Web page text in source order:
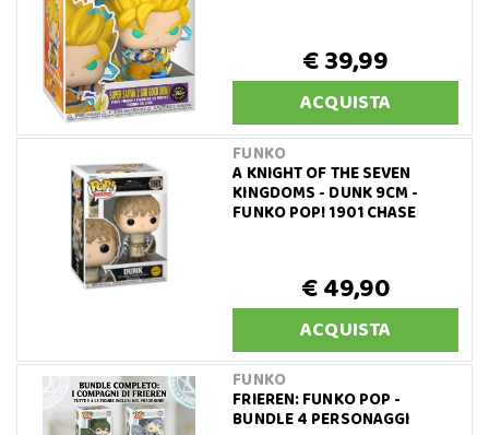
€ 39,99
ACQUISTA
FUNKO
A KNIGHT OF THE SEVEN
KINGDOMS - DUNK 9CM -
FUNKO POP! 1901 CHASE
€ 49,90
ACQUISTA
FUNKO
FRIEREN: FUNKO POP -
BUNDLE 4 PERSONAGGI